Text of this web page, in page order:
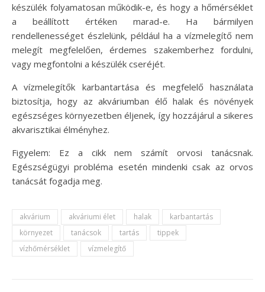
készülék folyamatosan működik-e, és hogy a hőmérséklet
a beállított értéken marad-e. Ha bármilyen
rendellenességet észlelünk, például ha a vízmelegítő nem
melegít megfelelően, érdemes szakemberhez fordulni,
vagy megfontolni a készülék cseréjét.
A vízmelegítők karbantartása és megfelelő használata
biztosítja, hogy az akváriumban élő halak és növények
egészséges környezetben éljenek, így hozzájárul a sikeres
akvarisztikai élményhez.
Figyelem: Ez a cikk nem számít orvosi tanácsnak.
Egészségügyi probléma esetén mindenki csak az orvos
tanácsát fogadja meg.
akvárium akváriumi élet halak
karbantartás
környezet
tanácsok tartás
tippek
vízhőmérséklet
vízmelegítő